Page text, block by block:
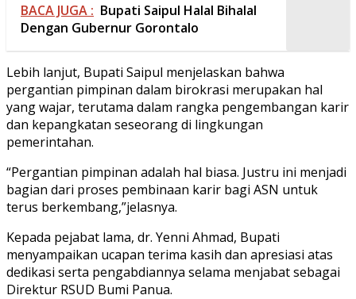
BACA JUGA : Bupati Saipul Halal Bihalal
Dengan Gubernur Gorontalo
Lebih lanjut, Bupati Saipul menjelaskan bahwa
pergantian pimpinan dalam birokrasi merupakan hal
yang wajar, terutama dalam rangka pengembangan karir
dan kepangkatan seseorang di lingkungan
pemerintahan.
“Pergantian pimpinan adalah hal biasa. Justru ini menjadi
bagian dari proses pembinaan karir bagi ASN untuk
terus berkembang,”jelasnya.
Kepada pejabat lama, dr. Yenni Ahmad, Bupati
menyampaikan ucapan terima kasih dan apresiasi atas
dedikasi serta pengabdiannya selama menjabat sebagai
Direktur RSUD Bumi Panua.